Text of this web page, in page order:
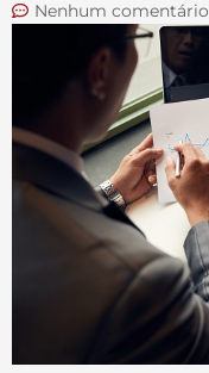
Nenhum comentário